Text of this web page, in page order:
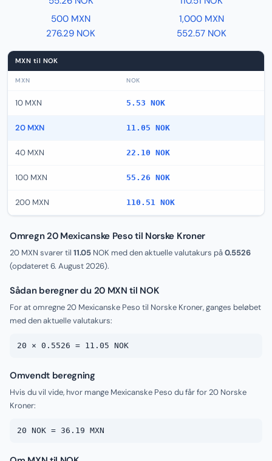
500 MXN
276.29 NOK
1,000 MXN
552.57 NOK
MXN til NOK
MXN NOK
10 MXN 5.53 NOK
20 MXN 11.05 NOK
40 MXN 22.10 NOK
100 MXN 55.26 NOK
200 MXN 110.51 NOK
Omregn 20 Mexicanske Peso til Norske Kroner
20 MXN svarer til 11.05 NOK med den aktuelle valutakurs på0.5526
(opdateret6. August 2026).
Sådan beregner du 20 MXN til NOK
For at omregne 20 Mexicanske Peso til Norske Kroner, ganges beløbet
med den aktuelle valutakurs:
20 × 0.5526 = 11.05 NOK
Omvendt beregning
Hvis du vil vide, hvor mange Mexicanske Peso du får for 20 Norske
Kroner:
20 NOK = 36.19 MXN